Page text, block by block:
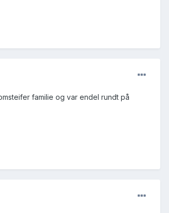
familie og var endel rundt på